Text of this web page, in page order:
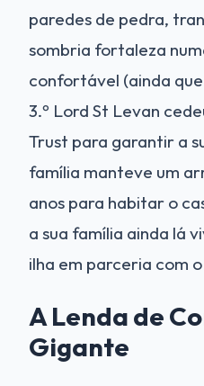
paredes de pedra,
sombria fortaleza
confortável (ainda
3.º Lord St Levan
Trust para garantir a
família manteve um
anos para habitar o
a sua família ainda lá
ilha em parceria com
A Lenda de
Gigante